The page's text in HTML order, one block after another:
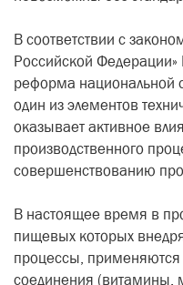
В соответствии с
Российской
реформа национальной
один из элементов
оказывает активное
производственного
совершенствованию
В настоящее время в
пищевых которых
процессы,
соединения (витамины,